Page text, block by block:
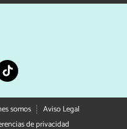
somos
Aviso Legal
de privacidad